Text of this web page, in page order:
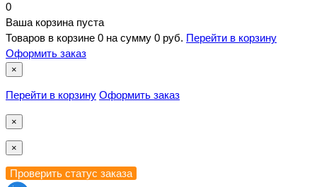
0
Ваша корзина пуста
Товаров в корзине 0 на сумму 0 руб. Перейти в корзину
Оформить заказ
×
Перейти в корзину Оформить заказ
×
×